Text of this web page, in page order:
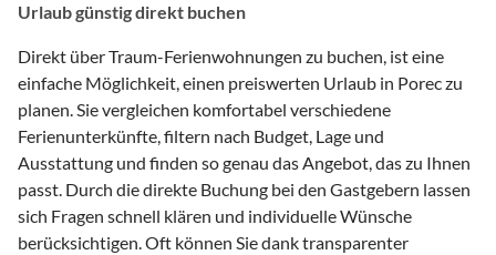
Urlaub günstig direkt buchen
Direkt über Traum-Ferienwohnungen zu buchen, ist eine
einfache Möglichkeit, einen preiswerten Urlaub in Porec zu
planen. Sie vergleichen komfortabel verschiedene
Ferienunterkünfte, filtern nach Budget, Lage und
Ausstattung und finden so genau das Angebot, das zu Ihnen
passt. Durch die direkte Buchung bei den Gastgebern lassen
sich Fragen schnell klären und individuelle Wünsche
berücksichtigen. Oft können Sie dank transparenter